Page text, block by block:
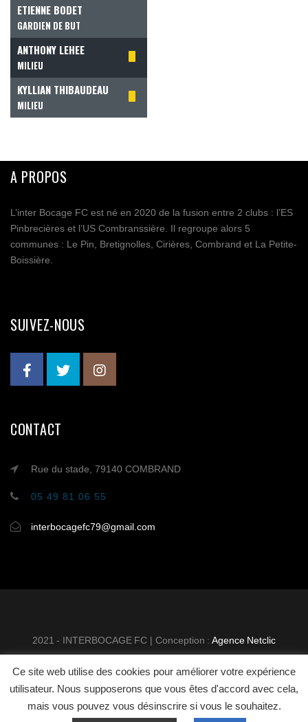
ETIENNE BODET
GARDIEN DE BUT
ANTHONY LEHEE
MILIEU
KYLLIAN THIBAUDEAU
MILIEU
A PROPOS
L’inter Bocage FC est né en 2020 de la fusion entre 2 clubs : l’ES
Pinbrecières et l’US Combranssière. Il regroupe alors 5
communes : Le Pin, Bretignolles, Cirières, Combrand et La Petite-
Boissière.
SUIVEZ-NOUS
CONTACT
Rue du stade, 79140 COMBRAND
05 49 81 06 55
interbocagefc79@gmail.com
2021 - INTERBOCAGE FC | Conception : Agence Netclic
INTER BOCAGE FOOTBALL
MENTIONS
LÉGALES
CONTACT
Ce site web utilise des cookies pour améliorer votre expérience
utilisateur. Nous supposerons que vous êtes d'accord avec cela,
mais vous pouvez vous désinscrire si vous le souhaitez.